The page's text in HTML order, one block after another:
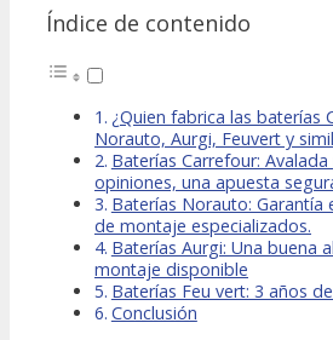
Índice de contenido
¿Quien fabrica las baterías
Norauto, Aurgi, Feuvert y
Baterías Carrefour:
opiniones, una apuesta
Baterías Norauto: Garantía
de montaje especializados.
Baterías Aurgi: Una buena
montaje disponible
Baterías Feu vert: 3 años
Conclusión